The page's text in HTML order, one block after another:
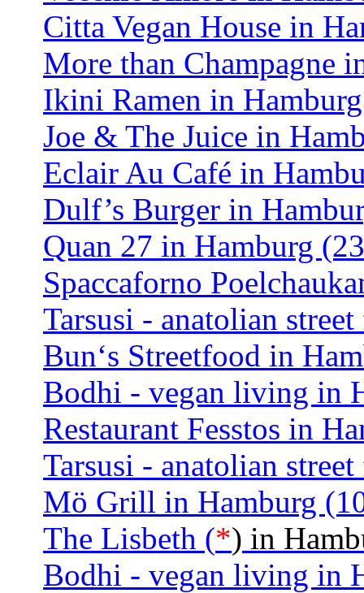
Citta Vegan House in
More than Champagne
Ikini Ramen in
Joe & The Juice in
Eclair Au Café in
Dulf’s Burger in
Quan 27 in Hamburg
Spaccaforno
Tarsusi - anatolian
Bun‘s Streetfood in
Bodhi - vegan living in
Restaurant Fesstos in
Tarsusi - anatolian
Mö Grill in Hamburg
The Lisbeth (*) in
Bodhi - vegan living in